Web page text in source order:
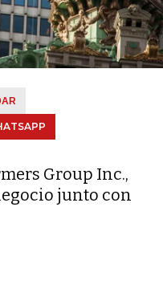
Group Inc.,
junto con